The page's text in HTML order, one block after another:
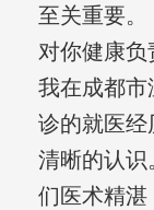
至关重要。
对你健康负
我在成都市
诊的就医经
清晰的认识
们医术精湛